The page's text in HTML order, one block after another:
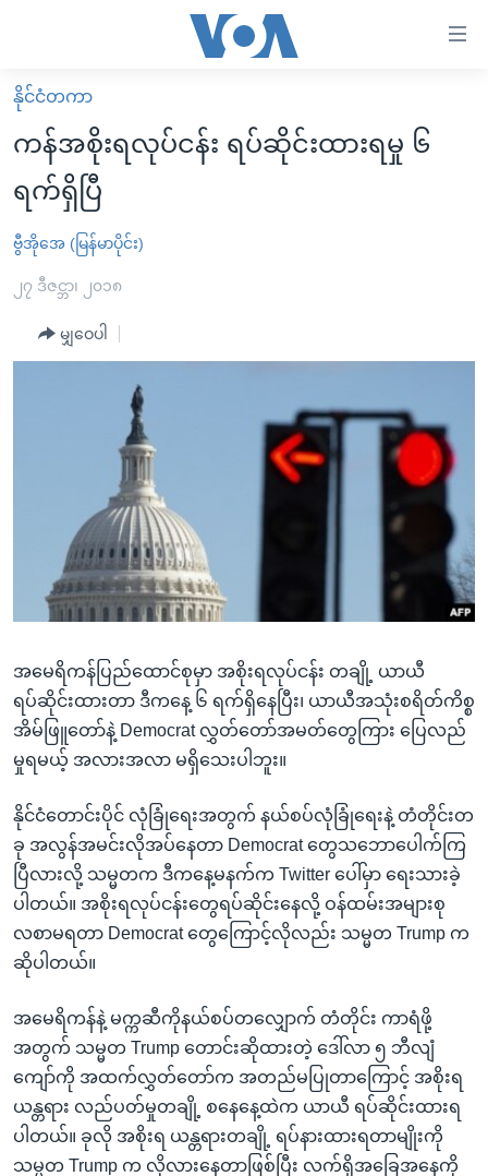
လွယ်ကူ
စေ
သည့်
Link
များ
ပင်မ
စာမျက်နှာ
ရန်
ရှာဖွေ
ရန်
နေရာ
ကျော်
ရန်
မူလစာမျက်နှာ
မြန်မာ
ကမ္ဘာ့သတင်းများ
နိုင်ငံတကာ
အစ္စရေး-ပါလက်စတိုင်း
ဗွီဒီယို
အင်္ဂလိပ်စာလေ့လာမယ်
အမေရိကန်သုံးအီဒီယံ
မကြေးမုံရဲ့ အင်္ဂလိပ်စာ
ရုပ်ရှင်ထဲက အင်္ဂလိပ်စာ
သုတပဒေသာ အင်္ဂလိပ်စာ
အပတ်စဉ်ကဏ္ဍများ
ရေဒီယိုနှင့်ရုပ်သံ အချက်အလက်များ
ရေဒီယို/တီဗွီအစီအစဉ်
Learning English
ဗွီအိုအေ လူမှုကွန်ယက်များ
ဘာသာစကားများ
နိုင်ငံတကာ
ကန်အစိုးရလုပ်ငန်း ရပ်ဆိုင်းထားရမှု ၆
ရက်ရှိပြီ
ဗွီအိုအေ (မြန်မာပိုင်း)
၂၇ ဒီဇင္ဘာ၊ ၂၀၁၈
မျှဝေပါ
အမေရိကန်ပြည်ထောင်စုမှာ အစိုးရလုပ်ငန်း တချို့ ယာယီ
ရပ်ဆိုင်းထားတာ ဒီကနေ့ ၆ ရက်ရှိနေပြီး၊ ယာယီအသုံးစရိတ်ကိစ္စ
အိမ်ဖြူတော်နဲ့ Democrat လွှတ်တော်အမတ်တွေကြား ပြေလည်
မှုရမယ့် အလားအလာ မရှိသေးပါဘူး။
နိုင်ငံတောင်းပိုင် လုံခြုံရေးအတွက် နယ်စပ်လုံခြုံရေးနဲ့ တံတိုင်းတ
ခု အလွန်အမင်းလိုအပ်နေတာ Democrat တွေသဘောပေါက်ကြ
ပြီလားလို့ သမ္မတက ဒီကနေ့မနက်က Twitter ပေါ်မှာ ရေးသားခဲ့
ပါတယ်။ အစိုးရလုပ်ငန်းတွေရပ်ဆိုင်းနေလို့ ဝန်ထမ်းအများစု
လစာမရတာ Democrat တွေကြောင့်လိုလည်း သမ္မတ Trump က
ဆိုပါတယ်။
အမေရိကန်နဲ့ မက္ကဆီကိုနယ်စပ်တလျှောက် တံတိုင်း ကာရံဖို့
အတွက် သမ္မတ Trump တောင်းဆိုထားတဲ့ ဒေါ်လာ ၅ ဘီလျံ
ကျော်ကို အထက်လွှတ်တော်က အတည်မပြုတာကြောင့် အစိုးရ
ယန္တရား လည်ပတ်မှုတချို့ စနေနေ့ထဲက ယာယီ ရပ်ဆိုင်းထားရ
ပါတယ်။ ခုလို အစိုးရ ယန္တရားတချို့ ရပ်နားထားရတာမျိုးကို
သမ္မတ Trump က လိုလားနေတာဖြစ်ပြီး လက်ရှိအခြေအနေကို